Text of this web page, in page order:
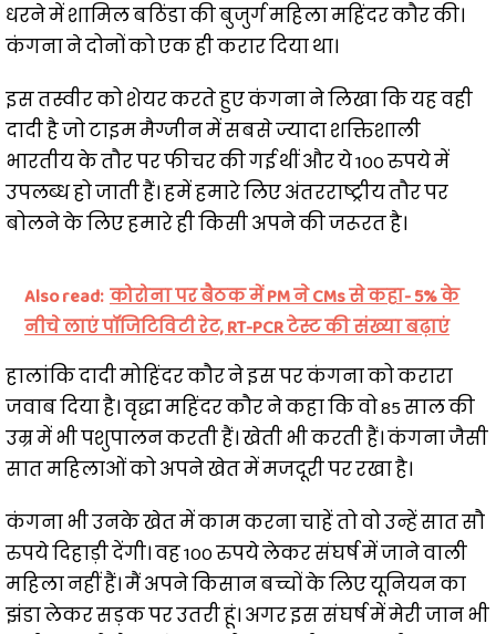
धरने में शामिल बठिंडा की बुजुर्ग महिला महिंदर कौर की।
कंगना ने दोनों को एक ही करार दिया था।
इस तस्वीर को शेयर करते हुए कंगना ने लिखा कि यह वही
दादी है जो टाइम मैग्जीन में सबसे ज्यादा शक्तिशाली
भारतीय के तौर पर फीचर की गई थीं और ये 100 रुपये में
उपलब्ध हो जाती हैं। हमें हमारे लिए अंतरराष्ट्रीय तौर पर
बोलने के लिए हमारे ही किसी अपने की जरूरत है।
Also read: कोरोना पर बैठक में PM ने CMs से कहा- 5% के
नीचे लाएं पॉजिटिविटी रेट, RT-PCR टेस्ट की संख्या बढ़ाएं
हालांकि दादी मोहिंदर कौर ने इस पर कंगना को करारा
जवाब दिया है। वृद्धा महिंदर कौर ने कहा कि वो 85 साल की
उम्र में भी पशुपालन करती हैं। खेती भी करती हैं। कंगना जैसी
सात महिलाओं को अपने खेत में मजदूरी पर रखा है।
कंगना भी उनके खेत में काम करना चाहें तो वो उन्हें सात सौ
रुपये दिहाड़ी देंगी। वह 100 रुपये लेकर संघर्ष में जाने वाली
महिला नहीं हैं। मैं अपने किसान बच्चों के लिए यूनियन का
झंडा लेकर सड़क पर उतरी हूं। अगर इस संघर्ष में मेरी जान भी